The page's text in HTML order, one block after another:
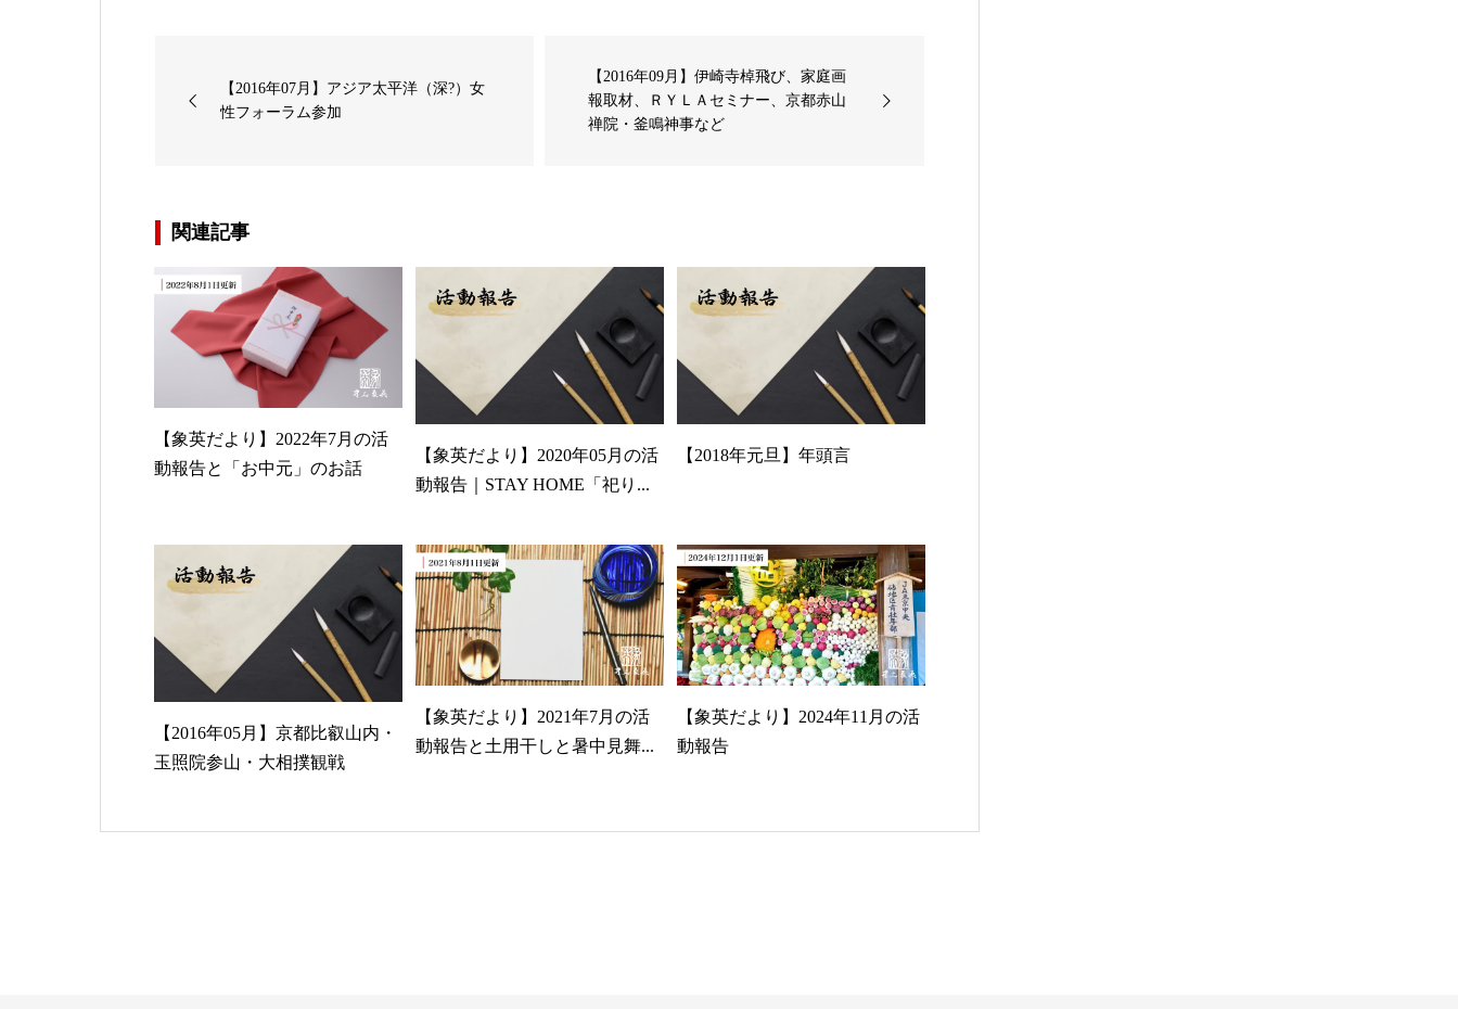
【2016年07月】アジア太平洋（深?）女
性フォーラム参加
【2016年09月】伊崎寺棹飛び、家庭画
報取材、ＲＹＬＡセミナー、京都赤山
禅院・釜鳴神事など
関連記事
【象英だより】2022年7月の活
動報告と「お中元」のお話
【象英だより】2020年05月の活
動報告｜STAY HOME「祀り...
【2018年元旦】年頭言
【2016年05月】京都比叡山内・
玉照院参山・大相撲観戦
【象英だより】2021年7月の活
動報告と土用干しと暑中見舞...
【象英だより】2024年11月の活
動報告